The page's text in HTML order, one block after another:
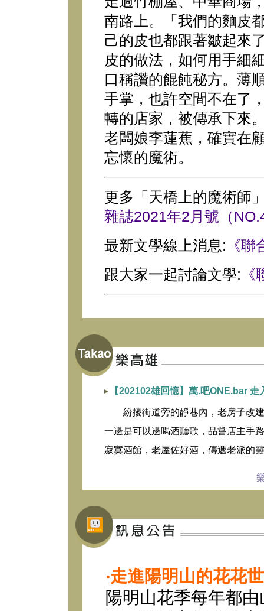
南路上。「我們的麵皮
己的皮也都跟著皺起來
皮的做法，如何用手細
口稱讚的餛飩秘方。薄
手掌，也許空間不在了
轉的店家，被傳承下來
老闆娘李蓮蕉，確實在
忘懷的魔術。
更多「天橋上的魔術師
雜誌2021年2月號（
最新文學線上消息: 《
跟大家一起討論文學:
【202102雄回憶】萬.吧ONE.bar
紛擾街道旁的靜巷內，老房子改建
一邊是可以邊喝酒聽歌，品嘗店主手
寂寞酒館，老屋佐好酒，傳遞老派的
‧走進陽明山的花花
陽明山花季每年都